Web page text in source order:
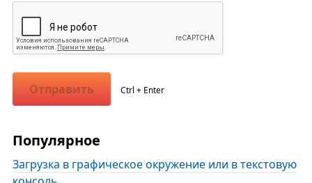
Отправить Ctrl + Enter
Популярное
Загрузка в графическое окружение или в текстовую